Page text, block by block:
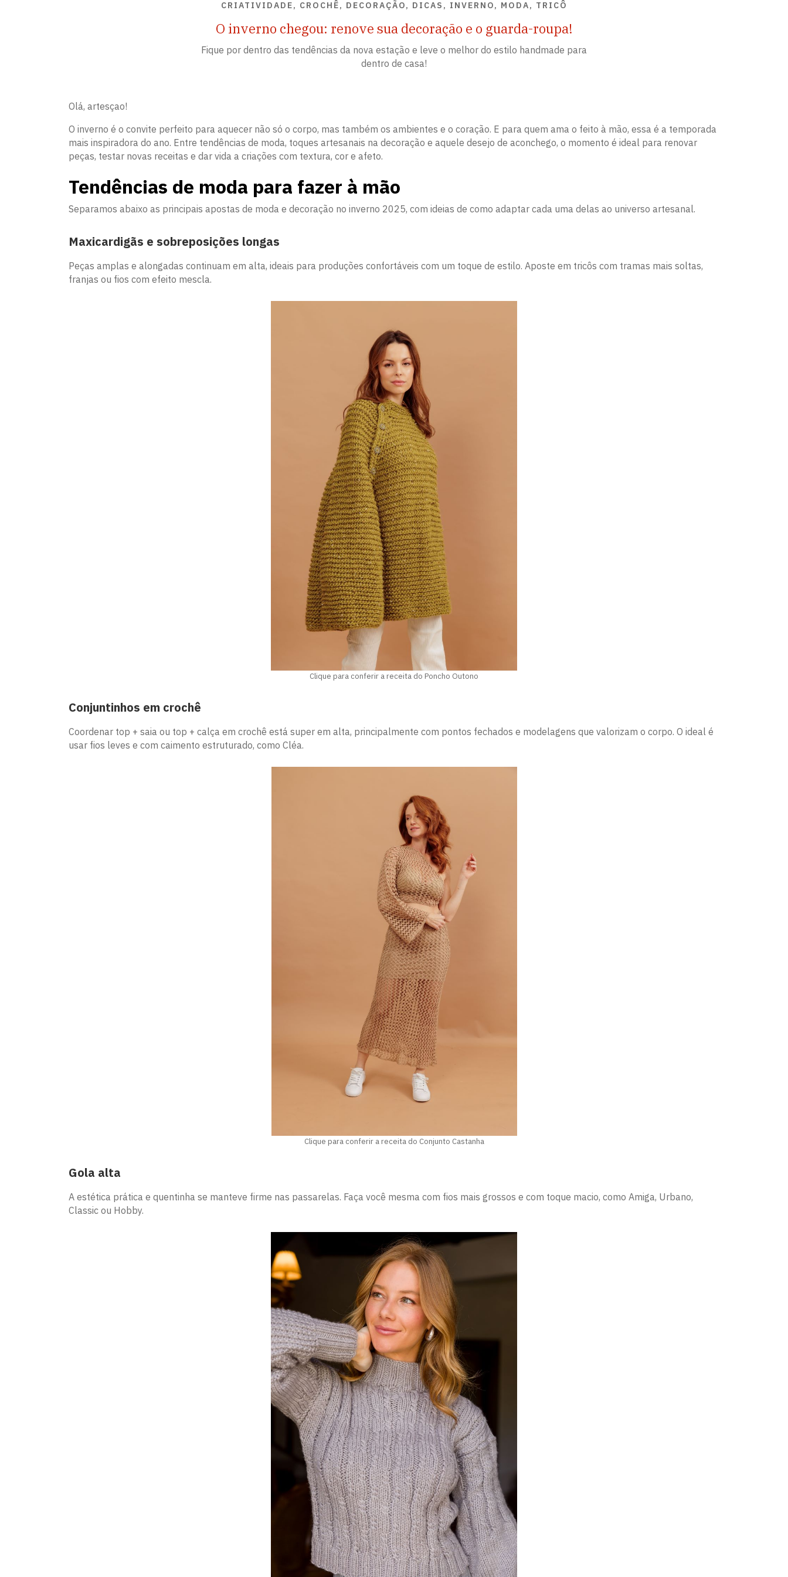
CRIATIVIDADE, CROCHÊ, DECORAÇÃO, DICAS, INVERNO, MODA, TRICÔ
O inverno chegou: renove sua decoração e o guarda-roupa!
Fique por dentro das tendências da nova estação e leve o melhor do estilo handmade para
dentro de casa!
Olá, artesçao!
O inverno é o convite perfeito para aquecer não só o corpo, mas também os ambientes e o coração. E para quem ama o feito à mão, essa é a temporada
mais inspiradora do ano. Entre tendências de moda, toques artesanais na decoração e aquele desejo de aconchego, o momento é ideal para renovar
peças, testar novas receitas e dar vida a criações com textura, cor e afeto.
Tendências de moda para fazer à mão
Separamos abaixo as principais apostas de moda e decoração no inverno 2025, com ideias de como adaptar cada uma delas ao universo artesanal.
Maxicardigãs e sobreposições longas
Peças amplas e alongadas continuam em alta, ideais para produções confortáveis com um toque de estilo. Aposte em tricôs com tramas mais soltas,
franjas ou fios com efeito mescla.
Clique para conferir a receita do Poncho Outono
Conjuntinhos em crochê
Coordenar top + saia ou top + calça em crochê está super em alta, principalmente com pontos fechados e modelagens que valorizam o corpo. O ideal é
usar fios leves e com caimento estruturado, como Cléa.
Clique para conferir a receita do Conjunto Castanha
Gola alta
A estética prática e quentinha se manteve firme nas passarelas. Faça você mesma com fios mais grossos e com toque macio, como Amiga, Urbano,
Classic ou Hobby.